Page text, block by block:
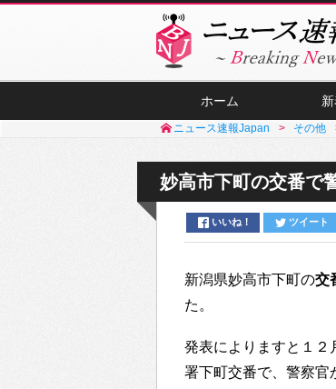
ホーム
ニュース速報Japan その他
妙高市下町の交番で
いいね！ ツイート
新潟県妙高市下町の交
た。
発表によりますと１２
署下町交番で、警察官